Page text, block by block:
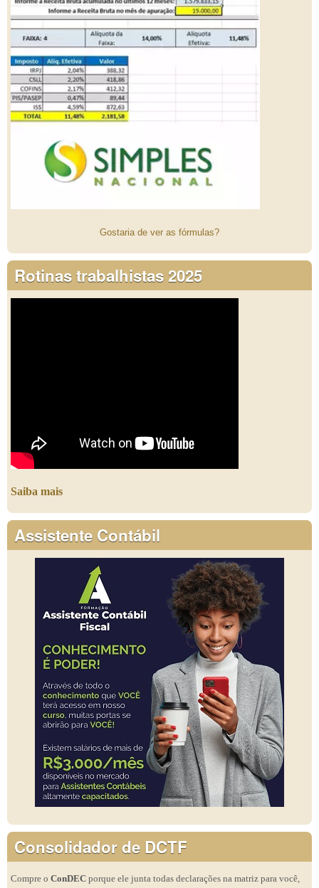
Gostaria de ver as fórmulas?
Rotinas trabalhistas 2025
Saiba mais
Assistente Contábil
Consolidador de DCTF
Compre o ConDEC porque ele junta todas declarações na matriz para você,